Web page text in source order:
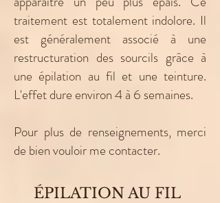
traitement est totalement indolore. Il
est généralement associé à une
restructuration des sourcils grâce à
une épilation au fil et une teinture.
L'effet dure environ 4 à 6 semaines.
Pour plus de renseignements, merci
de bien vouloir me contacter.
ÉPILATION AU FIL